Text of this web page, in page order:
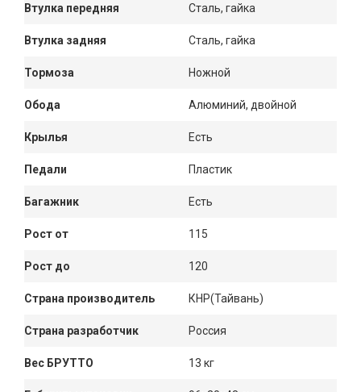
Втулка передняя Сталь, гайка
Втулка задняя Сталь, гайка
Тормоза Ножной
Обода Алюминий, двойной
Крылья Есть
Педали Пластик
Багажник Есть
Рост от 115
Рост до 120
Страна производитель КНР(Тайвань)
Страна разработчик Россия
Вес БРУТТО 13 кг